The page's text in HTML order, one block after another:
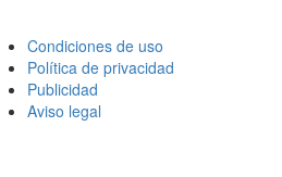
Condiciones de uso
Política de privacidad
Publicidad
Aviso legal